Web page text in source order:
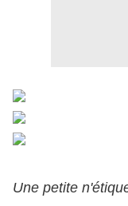
Une petite